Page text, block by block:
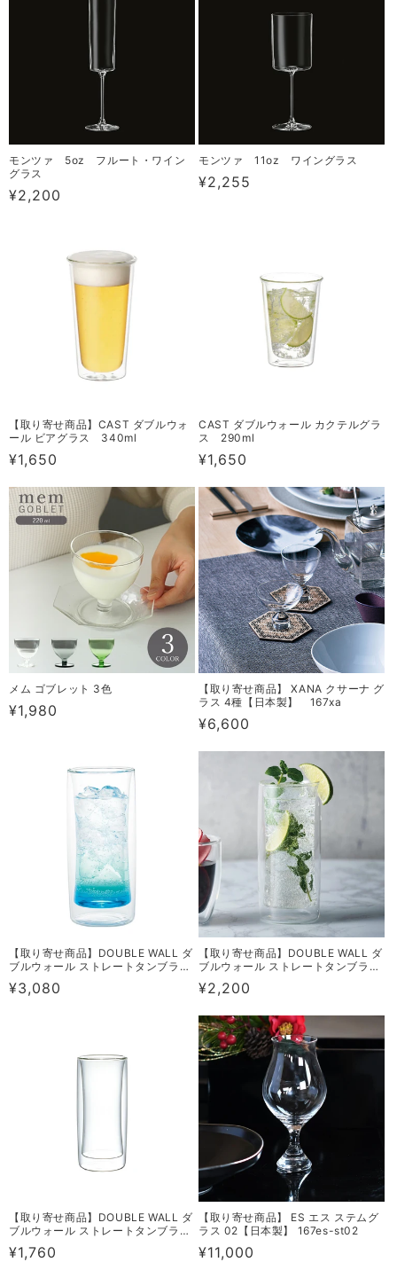
モンツァ 5oz フルート・ワイン
グラス
通
¥2,200
モンツァ 11oz ワイングラス
通
¥2,255
【取り寄せ商品】CAST ダブルウォ
ール ビアグラス 340ml
通
価
格
¥1,650
CAST ダブルウォール カクテルグラ
ス 290ml
通
格
¥1,650
メム ゴブレット 3色
通
¥1,980
【取り寄せ商品】 XANA クサーナ グ
ラス 4種【日本製】 167xa
通
¥6,600
【取り寄せ商品】DOUBLE WALL ダ
ブルウォール ストレートタンブラー
通
¥3,080
【取り寄せ商品】DOUBLE WALL ダ
ブルウォール ストレートタンブラー
通
価
格
¥2,200
【取り寄せ商品】DOUBLE WALL ダ
ブルウォール ストレートタンブラー
通
¥1,760
【取り寄せ商品】 ES エス ステムグ
ラス 02【日本製】 167es-st02
通
¥11,000